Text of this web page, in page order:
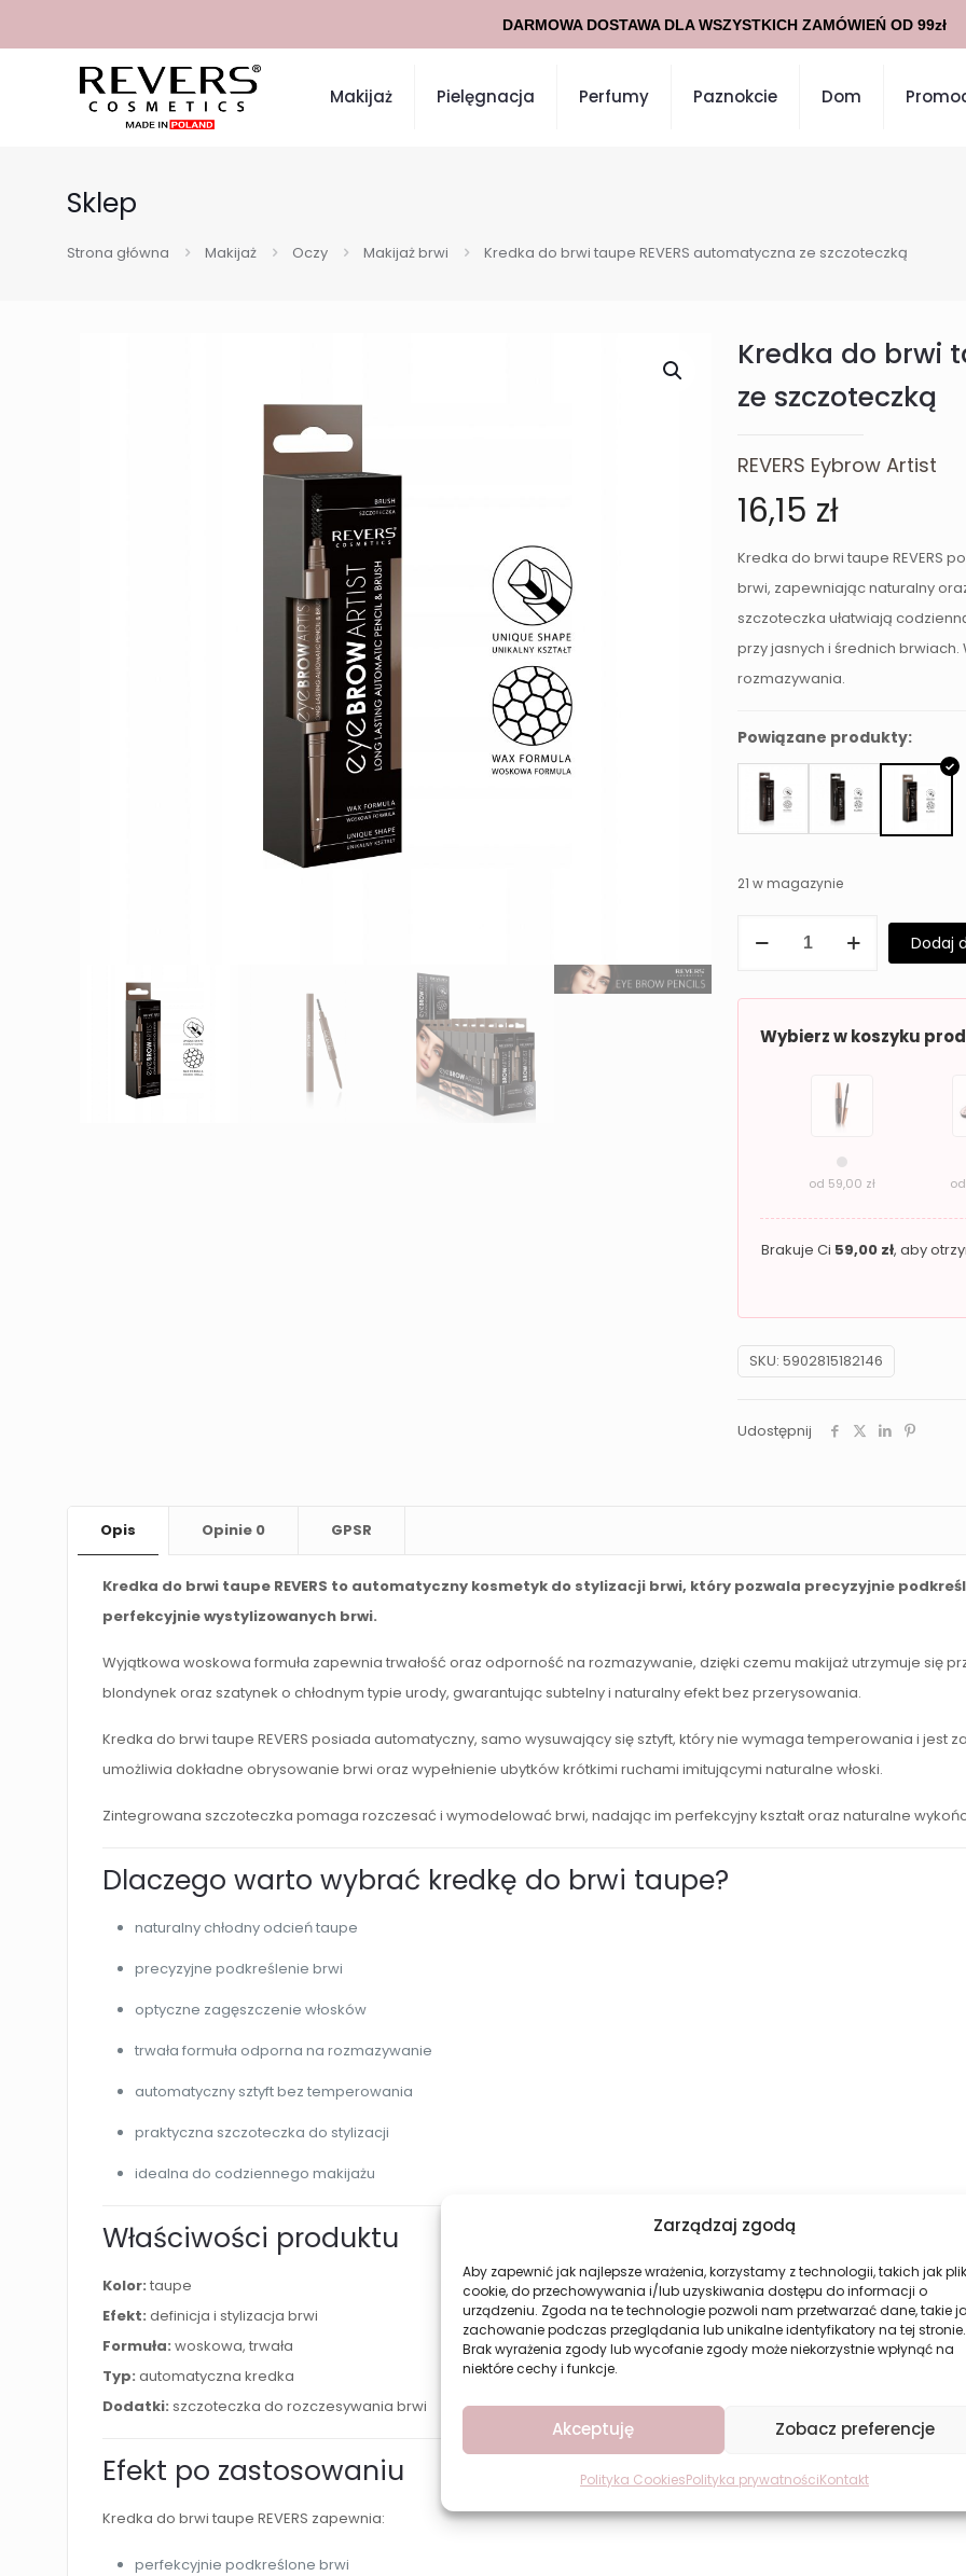
Zarządzaj zgodą
Aby zapewnić jak najlepsze wrażenia, korzystamy z technologii, takich jak
cookie, do przechowywania i/lub uzyskiwania dostępu do informacji o
urządzeniu. Zgoda na te technologie pozwoli nam przetwarzać dane, takie
zachowanie podczas przeglądania lub unikalne identyfikatory na tej stronie.
Brak wyrażenia zgody lub wycofanie zgody może niekorzystnie wpłynąć na
niektóre cechy i funkcje.
Akceptuję Zobacz preferencje
Polityka CookiesPolityka prywatnościKontakt
Makijaż Pielęgnacja Perfumy Paznokcie Dom
Sklep
Strona główna Makijaż Oczy Makijaż brwi Kredka do brwi taupe REVERS automatyczna ze szczoteczką
Kredka do brwi
ze szczoteczką
REVERS Eybrow Artist
16,15 zł
Kredka do brwi taupe REVERS
brwi, zapewniając naturalny
szczoteczka ułatwiają
przy jasnych i średnich brwiach.
rozmazywania.
Powiązane produkty:
21 w magazynie
taupe
automatyczna
Dodaj
Wybierz w koszyku
od 59,00 zł
Brakuje Ci 59,00 zł, aby
SKU: 5902815182146
Udostępnij
Opis Opinie 0 GPSR
Kredka do brwi taupe REVERS to automatyczny kosmetyk do stylizacji brwi, który pozwala precyzyjnie
perfekcyjnie wystylizowanych brwi.
Wyjątkowa woskowa formuła zapewnia trwałość oraz odporność na rozmazywanie, dzięki czemu makijaż utrzymuje się
blondynek oraz szatynek o chłodnym typie urody, gwarantując subtelny i naturalny efekt bez przerysowania.
Kredka do brwi taupe REVERS posiada automatyczny, samo wysuwający się sztyft, który nie wymaga temperowania i jest
umożliwia dokładne obrysowanie brwi oraz wypełnienie ubytków krótkimi ruchami imitującymi naturalne włoski.
Zintegrowana szczoteczka pomaga rozczesać i wymodelować brwi, nadając im perfekcyjny kształt oraz naturalne
Dlaczego warto wybrać kredkę do brwi taupe?
naturalny chłodny odcień taupe
precyzyjne podkreślenie brwi
optyczne zagęszczenie włosków
trwała formuła odporna na rozmazywanie
automatyczny sztyft bez temperowania
praktyczna szczoteczka do stylizacji
idealna do codziennego makijażu
Właściwości produktu
Kolor: taupe
Efekt: definicja i stylizacja brwi
Formuła: woskowa, trwała
Typ: automatyczna kredka
Dodatki: szczoteczka do rozczesywania brwi
Efekt po zastosowaniu
Kredka do brwi taupe REVERS zapewnia:
perfekcyjnie podkreślone brwi
JUŻ TERAZ MOŻLIWA PŁATNOŚĆ BLIKiem!